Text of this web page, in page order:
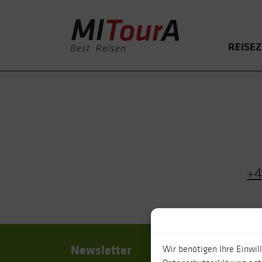
Wir benötigen Ihre
Newsletter